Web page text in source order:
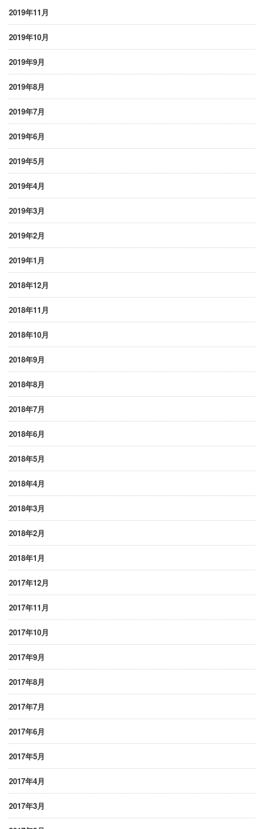
2019年11月
2019年10月
2019年9月
2019年8月
2019年7月
2019年6月
2019年5月
2019年4月
2019年3月
2019年2月
2019年1月
2018年12月
2018年11月
2018年10月
2018年9月
2018年8月
2018年7月
2018年6月
2018年5月
2018年4月
2018年3月
2018年2月
2018年1月
2017年12月
2017年11月
2017年10月
2017年9月
2017年8月
2017年7月
2017年6月
2017年5月
2017年4月
2017年3月